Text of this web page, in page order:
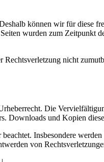
können wir für diese
wurden zum Zeitpunkt
nicht
Die
und Kopien
Insbesondere
von